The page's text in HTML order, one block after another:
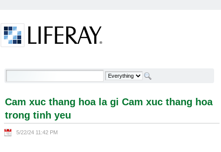
Cam xuc thang hoa la gi Cam xuc thang hoa trong
Cam xuc thang hoa la gi Cam xuc thang hoa
trong tinh yeu
5/22/24 11:42 PM